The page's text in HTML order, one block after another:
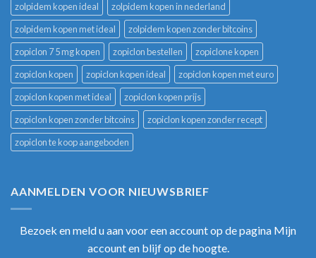
zolpidem kopen ideal
zolpidem kopen in nederland
zolpidem kopen met ideal
zolpidem kopen zonder bitcoins
zopiclon 7 5 mg kopen
zopiclon bestellen
zopiclone kopen
zopiclon kopen
zopiclon kopen ideal
zopiclon kopen met euro
zopiclon kopen met ideal
zopiclon kopen prijs
zopiclon kopen zonder bitcoins
zopiclon kopen zonder recept
zopiclon te koop aangeboden
AANMELDEN VOOR NIEUWSBRIEF
Bezoek en meld u aan voor een account op de pagina Mijn
account en blijf op de hoogte.